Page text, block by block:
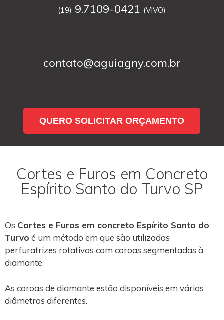
(19) 9.7109-0421 (VIVO)
contato@aguiagny.com.br
QUERO SOLICITAR ORÇAMENTO
Cortes e Furos em Concreto
Espírito Santo do Turvo SP
Os Cortes e Furos em concreto Espírito Santo do
Turvo é um método em que são utilizadas
perfuratrizes rotativas com coroas segmentadas à
diamante.
As coroas de diamante estão disponíveis em vários
diâmetros diferentes.